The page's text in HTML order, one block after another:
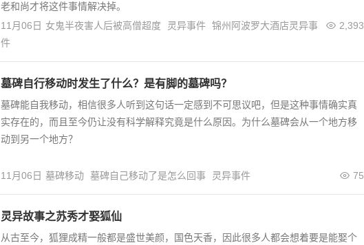
老和尚才将这件事情解决掉。
11月06日
2,393
女鬼半夜害人后被高僧超度 灵异事件 锦州阿波罗大酒店灵异事
件
墓碑自行移动时发生了什么？是有脚的墓碑吗？
墓碑能自我移动，相信很多人听到这句话一定感到不可思议吧，但是这种事情确实真
实存在的，而且至今仍让没有科学解释究竟是什么原因。为什么墓碑会从一个地方移
动到另一个地方？
11月06日 75
墓碑移动 墓碑自己移动了是怎么回事 灵异事件
灵异故事之苏秀才娶狐仙
从古至今，狐狸成精一般都是盛世美颜，国色天香，因此很多人都会想着要是能娶个